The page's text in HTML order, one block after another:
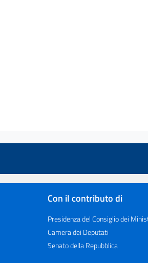
Con il contributo di
Presidenza del Consiglio dei
Camera dei Deputati
Senato della Repubblica